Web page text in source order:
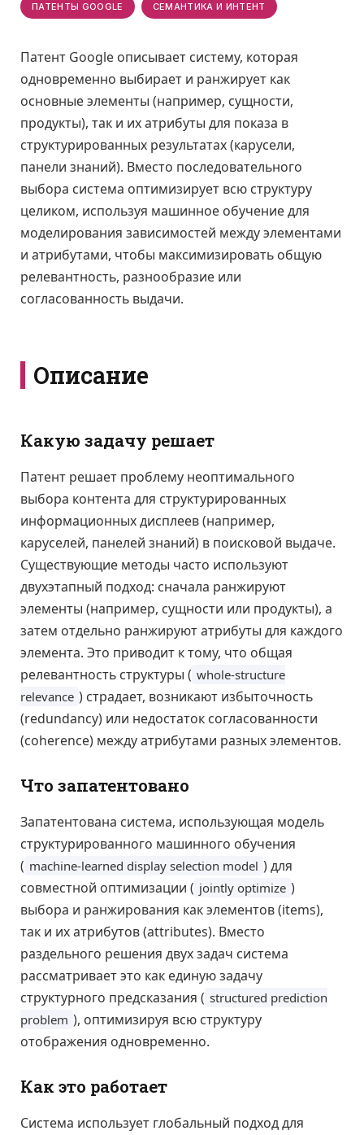
ПАТЕНТЫ GOOGLE СЕМАНТИКА И ИНТЕНТ
Патент Google описывает систему, которая
одновременно выбирает и ранжирует как
основные элементы (например, сущности,
продукты), так и их атрибуты для показа в
структурированных результатах (карусели,
панели знаний). Вместо последовательного
выбора система оптимизирует всю структуру
целиком, используя машинное обучение для
моделирования зависимостей между элементами
и атрибутами, чтобы максимизировать общую
релевантность, разнообразие или
согласованность выдачи.
Описание
Какую задачу решает
Патент решает проблему неоптимального
выбора контента для структурированных
информационных дисплеев (например,
каруселей, панелей знаний) в поисковой выдаче.
Существующие методы часто используют
двухэтапный подход: сначала ранжируют
элементы (например, сущности или продукты), а
затем отдельно ранжируют атрибуты для каждого
элемента. Это приводит к тому, что общая
релевантность структуры ( whole-structure
relevance ) страдает, возникают избыточность
(redundancy) или недостаток согласованности
(coherence) между атрибутами разных элементов.
Что запатентовано
Запатентована система, использующая модель
структурированного машинного обучения
( machine-learned display selection model ) для
совместной оптимизации ( jointly optimize )
выбора и ранжирования как элементов (items),
так и их атрибутов (attributes). Вместо
раздельного решения двух задач система
рассматривает это как единую задачу
структурного предсказания ( structured prediction
problem ), оптимизируя всю структуру
отображения одновременно.
Как это работает
Система использует глобальный подход для